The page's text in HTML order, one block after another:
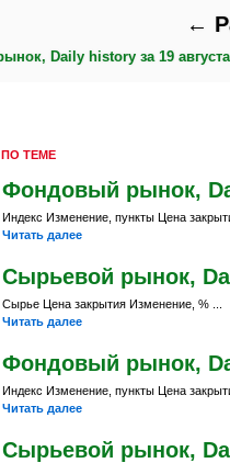
←
Daily history за 19 августа
ТЕМЕ
Фондовый рынок,
Индекс Изменение, пункты Цена
Читать далее
Сырьевой рынок,
Сырье Цена закрытия Изменение, % ...
Читать далее
Фондовый рынок,
Индекс Изменение, пункты Цена
Читать далее
Сырьевой рынок,